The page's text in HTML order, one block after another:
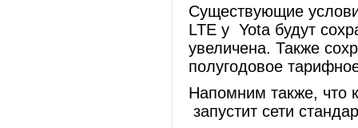
Существующие
LTE у Yota будут
увеличена. Также
полугодовое
Напомним также, что
запустит сети